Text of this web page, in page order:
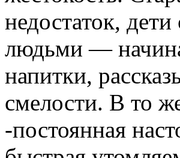
недостаток,
людьми —
напитки,
смелости. В то
-постоянная